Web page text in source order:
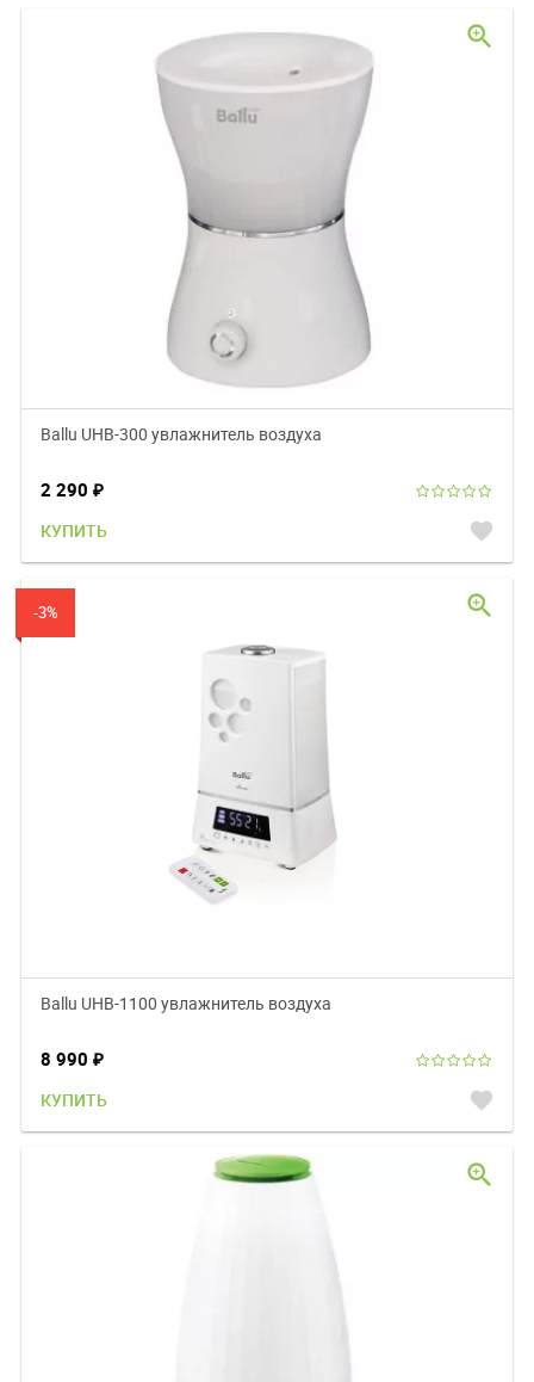
Ballu UHB-300 увлажнитель воздуха
2 290 ₽
КУПИТЬ favorite
zoom_in
-3%
Ballu UHB-1100 увлажнитель воздуха
8 990 ₽
КУПИТЬ favorite
zoom_in
zoom_in